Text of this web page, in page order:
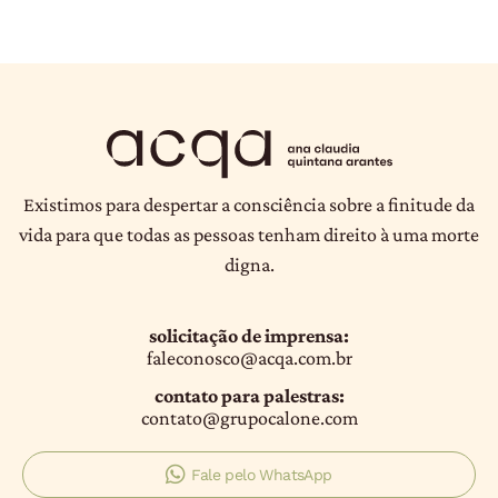
Existimos para despertar a consciência sobre a finitude da
vida para que todas as pessoas tenham direito à uma morte
digna.
solicitação de imprensa:
faleconosco@acqa.com.br
contato para palestras:
contato@grupocalone.com
Fale pelo WhatsApp